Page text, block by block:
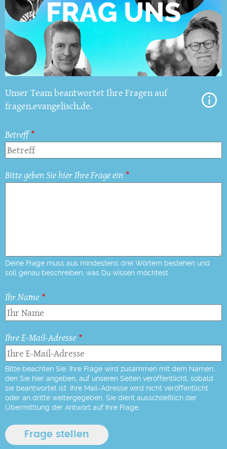
Unser Team beantwortet Ihre Fragen auf
fragen.evangelisch.de.
Betreff
Bitte geben Sie hier Ihre Frage ein
Deine Frage muss aus mindestens drei Wörtern bestehen und
soll genau beschreiben, was Du wissen möchtest.
Ihr Name
Ihre E-Mail-Adresse
Bitte beachten Sie: Ihre Frage wird zusammen mit dem Namen,
den Sie hier angeben, auf unseren Seiten veröffentlicht, sobald
sie beantwortet ist. Ihre Mail-Adresse wird nicht veröffentlicht
oder an dritte weitergegeben. Sie dient ausschließlich der
Übermittlung der Antwort auf Ihre Frage.